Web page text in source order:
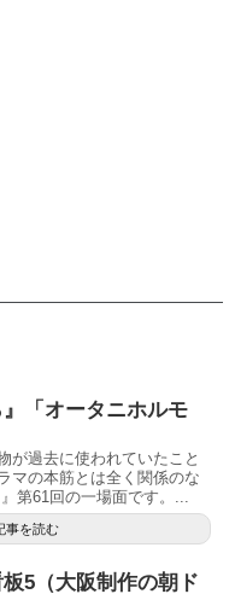
「オータニホルモ
が過去に使われていたこと
マの本筋とは全く関係のな
第61回の一場面です。...
事を読む
5（大阪制作の朝ド